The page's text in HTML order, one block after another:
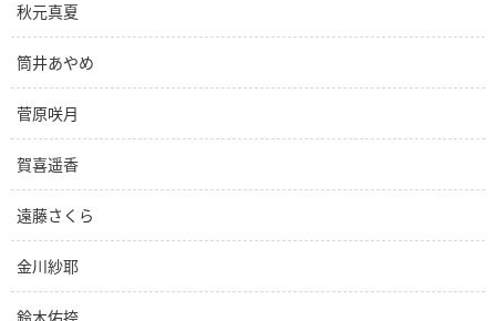
秋元真夏
筒井あやめ
菅原咲月
賀喜遥香
遠藤さくら
金川紗耶